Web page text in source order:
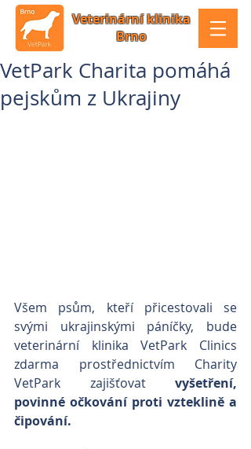
Veterinární klinika
Brno
VetPark Charita pomáhá
pejskům z Ukrajiny
Všem psům, kteří přicestovali se
svými ukrajinskými páníčky, bude
veterinární klinika VetPark Clinics
zdarma prostřednictvím Charity
VetPark zajišťovat vyšetření,
povinné očkování proti vzteklině a
čipování.